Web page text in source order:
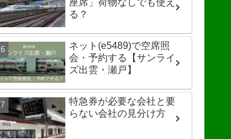
座席」荷物なしでも使え
る？
ネット(e5489)で空席照
会・予約する【サンライ
ズ出雲・瀬戸】
特急券が必要な会社と要
らない会社の見分け方